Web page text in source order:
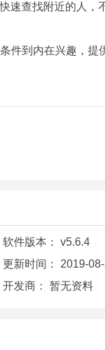
查找附近的人，
到内在兴趣，提
软件版本： v5.6.4
更新时间： 2019-
开发商： 暂无资料